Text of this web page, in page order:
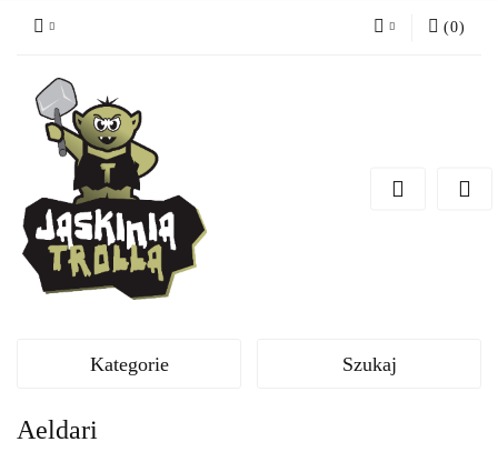
(0)
Kategorie Szukaj
Aeldari